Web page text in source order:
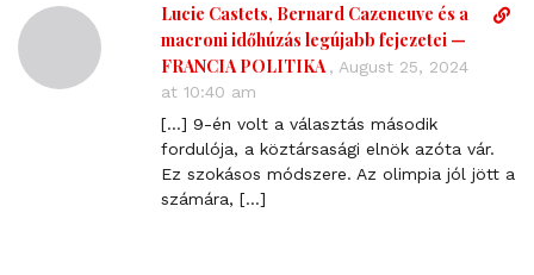
Lucie Castets, Bernard Cazeneuve és a
macroni időhúzás legújabb fejezetei —
FRANCIA POLITIKA , August 25, 2024
at 10:40 am
D
[…] 9-én volt a választás második
fordulója, a köztársasági elnök azóta vár.
Ez szokásos módszere. Az olimpia jól jött a
számára, […]